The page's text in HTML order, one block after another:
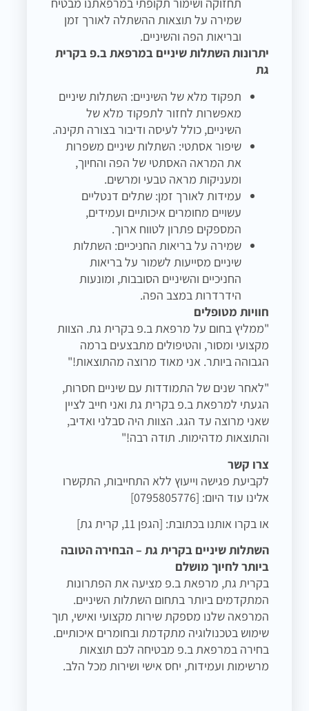
תחזוקה ושימור תקופתי במרפאתנו מבטיח
שמירה על תוצאות ההשתלה לאורך זמן
ובריאות הפה והשיניים.
יתרונות השתלות שיניים במרפאת ב.פ בקרית
גת
תפקוד מלא של השיניים: השתלות שיניים
מאפשרות לחזור לתפקוד מלא של
השיניים, כולל לעיסה ודיבור בצורה תקינה.
שיפור אסתטי: השתלות שיניים משפרות
את המראה האסתטי של הפה והחיוך,
ומעניקות מראה טבעי ומרשים.
עמידות לאורך זמן: שתלים דנטליים
עשויים מחומרים איכותיים ועמידים,
המספקים פתרון לטווח ארוך.
שמירה על בריאות החניכיים: השתלות
שיניים מסייעות לשמור על בריאות
החניכיים והשיניים הסובבות, ומונעות
הידרדרות במצב הפה.
חוויות מטופלים
"ממליץ בחום על מרפאת ב.פ בקרית גת. הצוות
מקצועי ומסור, והטיפולים מתבצעים ברמה
הגבוהה ביותר. אני מאוד מרוצה מהתוצאות!"
"לאחר שנים של התמודדות עם שיניים חסרות,
הגעתי למרפאת ב.פ בקרית גת ואני חייב לציין
שאני מרוצה עד הגג. הצוות היה סבלני ואדיב,
והתוצאות מדהימות. תודה רבה!"
צרו קשר
לקביעת פגישה וייעוץ ללא התחייבות, התקשרו
אלינו עוד היום: [0795805776]
או בקרו אותנו בכתובת: [הגפן 11, קרית גת]
השתלות שיניים בקרית גת – הבחירה הטובה
ביותר לחיוך מושלם
בקרית גת, מרפאת ב.פ מציעה את הפתרונות
המתקדמים ביותר בתחום השתלות השיניים.
המרפאה שלנו מספקת שירות מקצועי ואישי, תוך
שימוש בטכנולוגיה מתקדמת ובחומרים איכותיים.
בחירה במרפאת ב.פ מבטיחה לכם תוצאות
מרשימות ועמידות, יחס אישי ושירות מכל הלב.